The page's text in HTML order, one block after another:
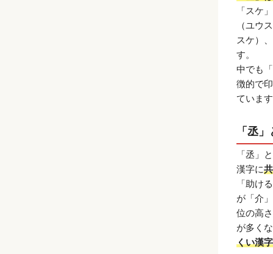
「スケ
（ユウ
スケ）
す。
中でも
徴的で
ていま
「丞
「丞」
漢字に
「助け
が「介
位の高
が多く
くい漢字